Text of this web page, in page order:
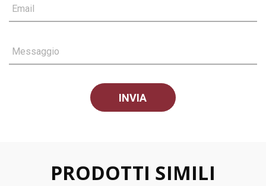
Email
Messaggio
PRODOTTI SIMILI